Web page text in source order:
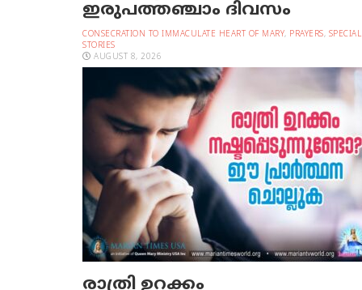
ഇരുപത്തഞ്ചാം ദിവസം
CONSECRATION TO IMMACULATE HEART OF MARY, PRAYERS, SPECIAL
STORIES
AUGUST 8, 2026
രാത്രി ഉറക്കം